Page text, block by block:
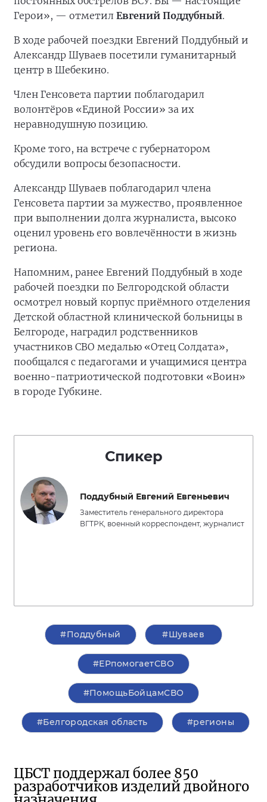
Герои», — отметил Евгений Поддубный.
В ходе рабочей поездки Евгений Поддубный и
Александр Шуваев посетили гуманитарный
центр в Шебекино.
Член Генсовета партии поблагодарил
волонтёров «Единой России» за их
неравнодушную позицию.
Кроме того, на встрече с губернатором
обсудили вопросы безопасности.
Александр Шуваев поблагодарил члена
Генсовета партии за мужество, проявленное
при выполнении долга журналиста, высоко
оценил уровень его вовлечённости в жизнь
региона.
Напомним, ранее Евгений Поддубный в ходе
рабочей поездки по Белгородской области
осмотрел новый корпус приёмного отделения
Детской областной клинической больницы в
Белгороде, наградил родственников
участников СВО медалью «Отец Солдата»,
пообщался с педагогами и учащимися центра
военно-патриотической подготовки «Воин»
в городе Губкине.
Спикер
Поддубный Евгений Евгеньевич
Заместитель генерального директора
ВГТРК, военный корреспондент, журналист
#Поддубный #Шуваев
#ЕРпомогаетСВО
#ПомощьБойцамСВО
#Белгородская область #регионы
ЦБСТ поддержал более 850
разработчиков изделий двойного